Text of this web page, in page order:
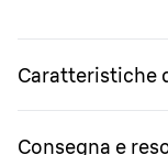
Caratteristiche
Consegna e